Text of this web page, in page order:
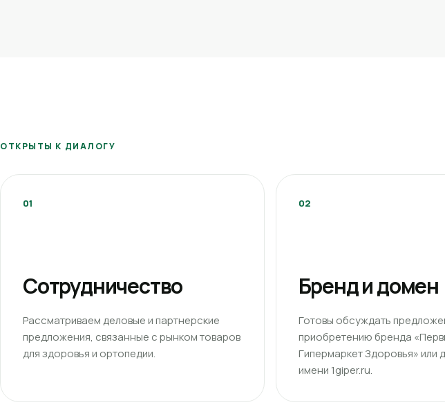
ОТКРЫТЫ К ДИАЛОГУ
01
Сотрудничество
Рассматриваем деловые и партнерские
предложения, связанные с рынком товаров
для здоровья и ортопедии.
02
Бренд и домен
Готовы обсуждать
приобретению бренда
Гипермаркет Здоровья» или
имени 1giper.ru.